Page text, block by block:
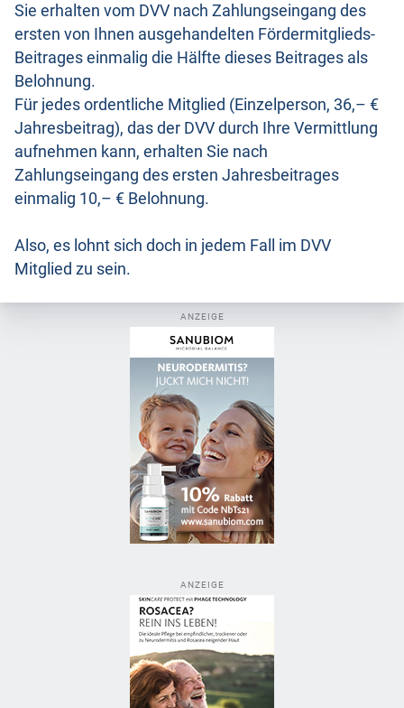
Sie erhalten vom DVV nach Zahlungseingang des
ersten von Ihnen ausgehandelten Fördermitglieds-
Beitrages einmalig die Hälfte dieses Beitrages als
Belohnung.
Für jedes ordentliche Mitglied (Einzelperson, 36,– €
Jahresbeitrag), das der DVV durch Ihre Vermittlung
aufnehmen kann, erhalten Sie nach
Zahlungseingang des ersten Jahresbeitrages
einmalig 10,– € Belohnung.
Also, es lohnt sich doch in jedem Fall im DVV
Mitglied zu sein.
ANZEIGE
ANZEIGE